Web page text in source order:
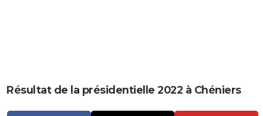
CARTE DE VOEUX
DICTIONNAIRE
Résultat de la présidentielle 2022 à Chéniers